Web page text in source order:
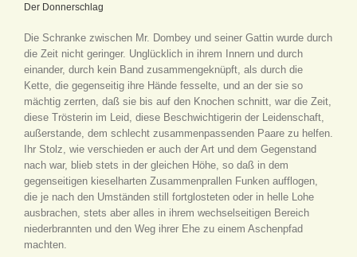
Der Donnerschlag
Die Schranke zwischen Mr. Dombey und seiner Gattin wurde durch
die Zeit nicht geringer. Unglücklich in ihrem Innern und durch
einander, durch kein Band zusammengeknüpft, als durch die
Kette, die gegenseitig ihre Hände fesselte, und an der sie so
mächtig zerrten, daß sie bis auf den Knochen schnitt, war die Zeit,
diese Trösterin im Leid, diese Beschwichtigerin der Leidenschaft,
außerstande, dem schlecht zusammenpassenden Paare zu helfen.
Ihr Stolz, wie verschieden er auch der Art und dem Gegenstand
nach war, blieb stets in der gleichen Höhe, so daß in dem
gegenseitigen kieselharten Zusammenprallen Funken aufflogen,
die je nach den Umständen still fortglosteten oder in helle Lohe
ausbrachen, stets aber alles in ihrem wechselseitigen Bereich
niederbrannten und den Weg ihrer Ehe zu einem Aschenpfad
machten.